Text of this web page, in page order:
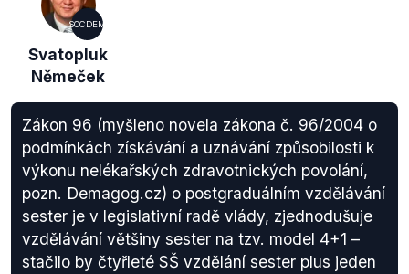
SOCDEM
Svatopluk
Němeček
Zákon 96 (myšleno novela zákona č. 96/2004 o
podmínkách získávání a uznávání způsobilosti k
výkonu nelékařských zdravotnických povolání,
pozn. Demagog.cz) o postgraduálním vzdělávání
sester je v legislativní radě vlády, zjednodušuje
vzdělávání většiny sester na tzv. model 4+1 –
stačilo by čtyřleté SŠ vzdělání sester plus jeden